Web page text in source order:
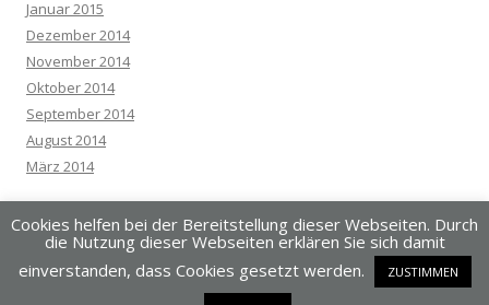
Januar 2015
Dezember 2014
November 2014
Oktober 2014
September 2014
August 2014
März 2014
Dieses Blog läuft mit WordPress
Cookies helfen bei der Bereitstellung dieser Webseiten. Durch
die Nutzung dieser Webseiten erklären Sie sich damit
einverstanden, dass Cookies gesetzt werden.
ZUSTIMMEN